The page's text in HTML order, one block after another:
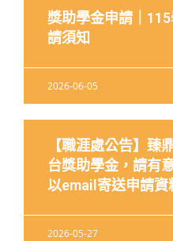
獎助學金申請｜
請須知
2026-06-05
【職涯處公告】臻
台獎助學金，請有
以email寄送申請資
2026-05-27